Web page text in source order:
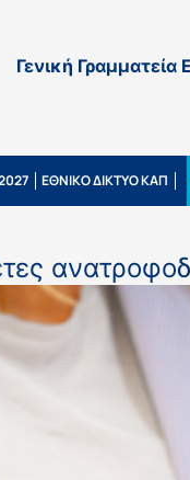
Γενική
ΕΘΝΙΚΟ ΔΙΚΤΥΟ ΚΑΠ